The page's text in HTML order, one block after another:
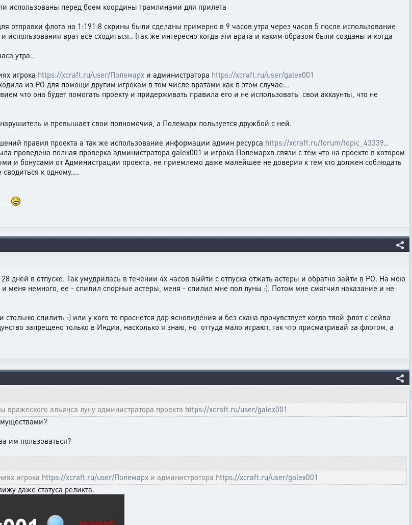
использованы перед боем координы трамлинами для прилета
отправки флота на 1:191:8 скрины были сделаны примерно в 9 часов утра через часов 5 после использование
использования врат все сходиться.. (так же интересно когда эти врата и каким образом были созданы и когда
утра..
игрока https://xcraft.ru/user/Полемарх и администратора https://xcraft.ru/user/galex001
из РО для помощи другим игрокам в том числе вратами как в этом случае...
что она будет помогать проекту и придерживать правила его и не использовать свои аккаунты, что не
и превышает свои полномочия, а Полемарх пользуется дружбой с ней.
правил проекта а так же использование информации админ ресурса https://xcraft.ru/forum/topic_43339..
проведена полная проверка администратора galex001 и игрока Полемархв связи с тем что на проекте в котором
и бонусами от Администрации проекта, не приемлемо даже малейшее не доверия к тем кто должен соблюдать
к одному....
дней в отпуске. Так умудрилась в течении 4х часов выйти с отпуска отжать астеры и обратно зайти в РО. На мою
и меня немного, ее - спилил спорные астеры, меня - спилил мне пол луны :). Потом мне смягчил наказание и не
спилить :) или у кого то проснется дар ясновидения и без скана прочувствует когда твой флот с сейва
запрещено только в Индии, насколько я знаю, но оттуда мало играют, так что присматривай за флотом, а
альянса луну администратора проекта https://xcraft.ru/user/galex001
им пользоваться?
игрока https://xcraft.ru/user/Полемарх и администратора https://xcraft.ru/user/galex001
даже статуса реликта.